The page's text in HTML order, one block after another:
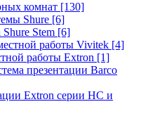
комнат [130]
Shure [6]
Stem [6]
работы Vivitek [4]
работы Extron [1]
презентации Barco
Extron серии HC и